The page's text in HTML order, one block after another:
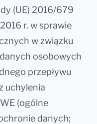
(UE) 2016/679
r. w sprawie
w związku
osobowych
przepływu
uchylenia
(ogólne
danych;